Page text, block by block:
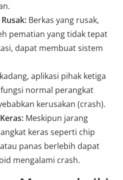
Berkas yang rusak,
pematian yang tidak tepat
dapat membuat sistem
aplikasi pihak ketiga
normal perangkat
kerusakan (crash).
Meskipun jarang
keras seperti chip
panas berlebih dapat
mengalami crash.